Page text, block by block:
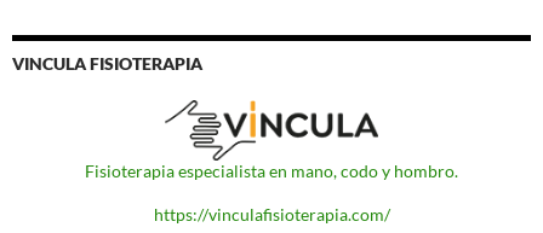
VINCULA FISIOTERAPIA
Fisioterapia especialista en mano, codo y hombro.
https://vinculafisioterapia.com/